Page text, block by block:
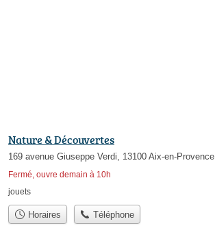
Nature & Découvertes
169 avenue Giuseppe Verdi, 13100 Aix-en-Provence
Fermé, ouvre demain à 10h
jouets
Horaires Téléphone